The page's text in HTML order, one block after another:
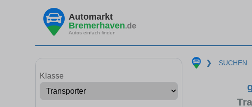
Automarkt
Bremerhaven.de
Autos einfach finden
Klasse
❯ SUCHEN